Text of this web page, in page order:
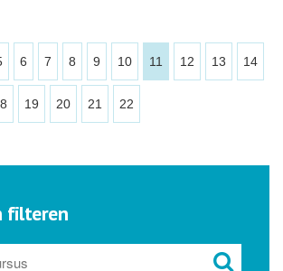
6 7 8 9 10 11 12 13 14
19 20 21 22
filteren